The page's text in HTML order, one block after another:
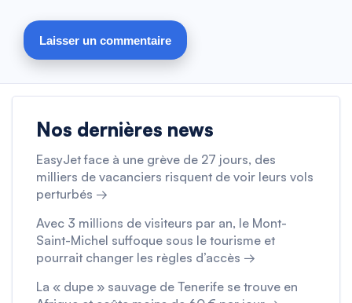
Nos dernières news
EasyJet face à une grève de 27 jours, des
milliers de vacanciers risquent de voir leurs vols
perturbés →
Avec 3 millions de visiteurs par an, le Mont-
Saint-Michel suffoque sous le tourisme et
pourrait changer les règles d’accès →
La « dupe » sauvage de Tenerife se trouve en